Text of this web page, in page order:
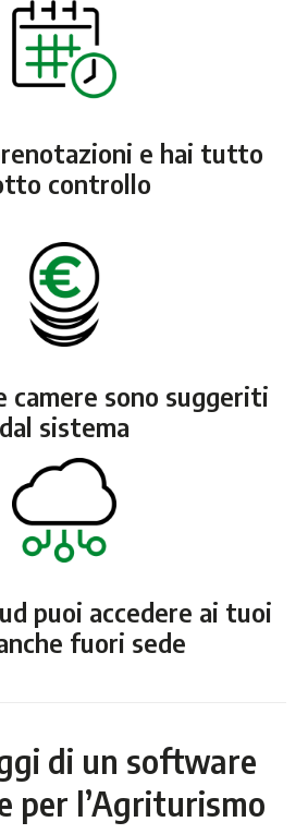
e hai tutto
controllo
camere sono suggeriti
dal sistema
puoi accedere ai tuoi
fuori sede
di un software
per l’Agriturismo